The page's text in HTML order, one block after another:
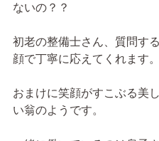
ないの？？
初老の整備士さん、質問す
顔で丁寧に応えてくれます。
おまけに笑顔がすこぶる美
い翁のようです。